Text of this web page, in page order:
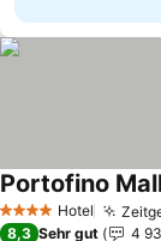
4 Sterne Hotel
Portofino
8,3 Sehr gut 4